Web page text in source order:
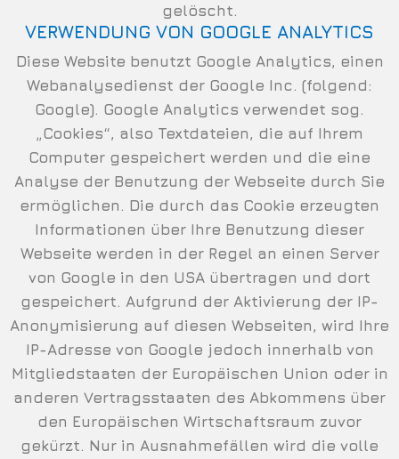
gelöscht.
VERWENDUNG VON GOOGLE ANALYTICS
Diese Website benutzt Google Analytics, einen
Webanalysedienst der Google Inc. (folgend:
Google). Google Analytics verwendet sog.
„Cookies“, also Textdateien, die auf Ihrem
Computer gespeichert werden und die eine
Analyse der Benutzung der Webseite durch Sie
ermöglichen. Die durch das Cookie erzeugten
Informationen über Ihre Benutzung dieser
Webseite werden in der Regel an einen Server
von Google in den USA übertragen und dort
gespeichert. Aufgrund der Aktivierung der IP-
Anonymisierung auf diesen Webseiten, wird Ihre
IP-Adresse von Google jedoch innerhalb von
Mitgliedstaaten der Europäischen Union oder in
anderen Vertragsstaaten des Abkommens über
den Europäischen Wirtschaftsraum zuvor
gekürzt. Nur in Ausnahmefällen wird die volle